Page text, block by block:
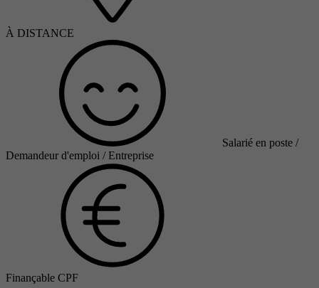
À DISTANCE
Salarié en poste /
Demandeur d'emploi / Entreprise
Finançable CPF